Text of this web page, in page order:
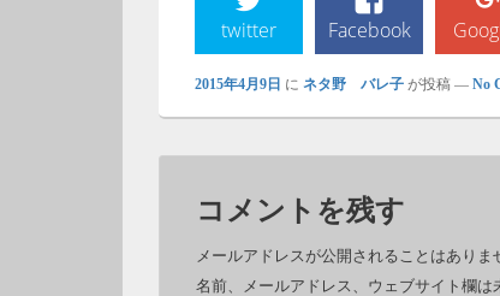
twitter Facebook
2015年4月9日 に ネタ野 バレ子 が投稿 — No
コメントを残す
メールアドレスが公開されることはありま
名前、メールアドレス、ウェブサイト欄は